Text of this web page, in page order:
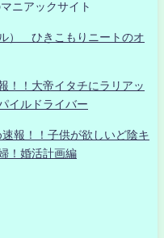
ニアックサイト
） ひきこもりニートのオ
！！大帝イタチにラリアッ
イルドライバー
報！！子供が欲しいど陰キ
！婚活計画編